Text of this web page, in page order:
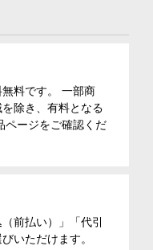
料です。 一部商
除き、有料となる
ページをご確認くだ
前払い）」「代引
いただけます。